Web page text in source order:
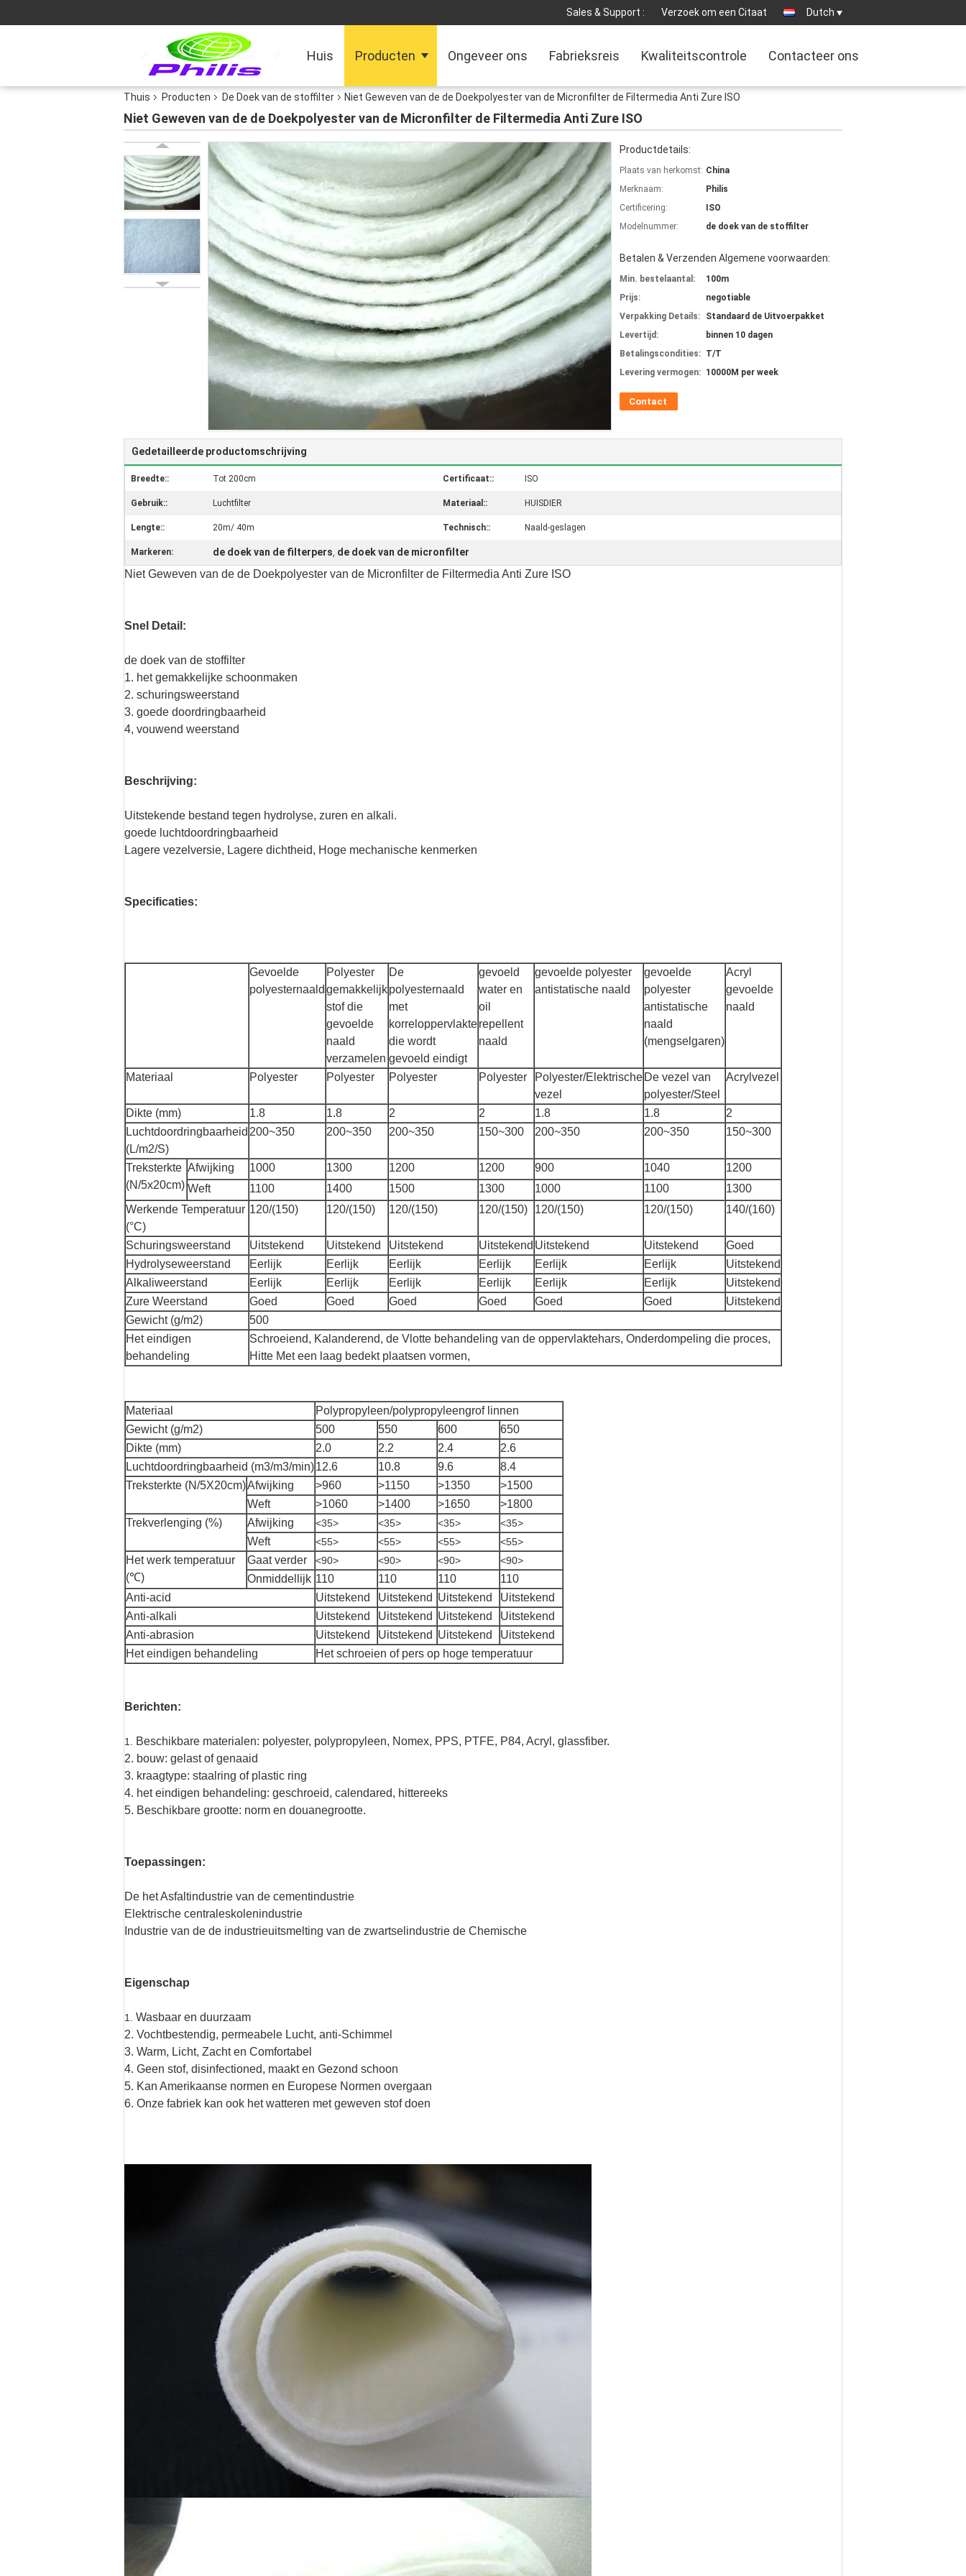
Sales & Support : Verzoek om een Citaat Dutch
Huis Producten Ongeveer ons Fabrieksreis Kwaliteitscontrole Contacteer ons
Thuis Producten De Doek van de stoffilter Niet Geweven van de de Doekpolyester van de Micronfilter de Filtermedia Anti Zure ISO
Niet Geweven van de de Doekpolyester van de Micronfilter de Filtermedia Anti Zure ISO
Productdetails:
Plaats van herkomst: China
Merknaam:
Philis
Certificering:
ISO
Modelnummer:
de doek van de stoffilter
Betalen & Verzenden Algemene voorwaarden:
Min. bestelaantal:
100m
Prijs:
negotiable
Verpakking Details:
Standaard de Uitvoerpakket
Levertijd:
binnen 10 dagen
Betalingscondities: T/T
Levering vermogen: 10000M per week
Contact
Gedetailleerde productomschrijving
Breedte:: Tot 200cm Certificaat:: ISO
Gebruik:: Luchtfilter Materiaal:: HUISDIER
Lengte:: 20m/ 40m Technisch:: Naald-geslagen
Markeren: de doek van de filterpers, de doek van de micronfilter
Niet Geweven van de de Doekpolyester van de Micronfilter de Filtermedia Anti Zure ISO
Snel Detail:
de doek van de stoffilter
1. het gemakkelijke schoonmaken
2. schuringsweerstand
3. goede doordringbaarheid
4, vouwend weerstand
Beschrijving:
Uitstekende bestand tegen hydrolyse, zuren en alkali.
goede luchtdoordringbaarheid
Lagere vezelversie, Lagere dichtheid, Hoge mechanische kenmerken
Specificaties:
Gevoelde
polyesternaald
Polyester
gemakkelijk
stof die
gevoelde
naald
verzamelen
De
polyesternaald
met
korreloppervlakte
die wordt
gevoeld eindigt
gevoeld
water en
oil
repellent
naald
gevoelde polyester
antistatische naald
gevoelde
polyester
antistatische
naald
(mengselgaren)
Acryl
gevoelde
naald
Materiaal Polyester Polyester Polyester Polyester
Polyester/Elektrische
vezel
De vezel van
polyester/Steel
Acrylvezel
Dikte (mm) 1.8 1.8 2 2 1.8 1.8
2
Luchtdoordringbaarheid
(L/m2/S)
200~350 200~350 200~350 150~300 200~350 200~350 150~300
Treksterkte
(N/5x20cm)
Afwijking 1000 1300 1200 1200 900 1040
1200
Weft
1100 1400 1500 1300 1000 1100
1300
Werkende Temperatuur
(°C)
120/(150) 120/(150) 120/(150) 120/(150) 120/(150) 120/(150) 140/(160)
Schuringsweerstand Uitstekend Uitstekend Uitstekend Uitstekend Uitstekend Uitstekend
Goed
Hydrolyseweerstand
Eerlijk Eerlijk Eerlijk Eerlijk Eerlijk Eerlijk
Uitstekend
Alkaliweerstand
Eerlijk Eerlijk Eerlijk Eerlijk Eerlijk Eerlijk
Uitstekend
Zure Weerstand
Goed Goed Goed Goed Goed Goed
Uitstekend
Gewicht (g/m2)
500
Het eindigen
behandeling
Schroeiend, Kalanderend, de Vlotte behandeling van de oppervlaktehars, Onderdompeling die proces,
Hitte Met een laag bedekt plaatsen vormen,
Materiaal
Polypropyleen/polypropyleengrof linnen
Gewicht (g/m2)
500 550 600
650
Dikte (mm)
2.0 2.2 2.4
2.6
Luchtdoordringbaarheid (m3/m3/min)12.6 10.8 9.6
8.4
Treksterkte (N/5X20cm)Afwijking >960 >1150 >1350
>1500
Weft
>1060 >1400 >1650
>1800
Trekverlenging (%)
Afwijking <35> <35> <35> <35>
Weft <55> <55> <55> <55>
Het werk temperatuur
(℃)
Gaat verder <90> <90> <90> <90>
Onmiddellijk 110 110 110
110
Anti-acid
Uitstekend Uitstekend Uitstekend
Uitstekend
Anti-alkali
Uitstekend Uitstekend Uitstekend
Uitstekend
Anti-abrasion
Uitstekend Uitstekend Uitstekend
Uitstekend
Het eindigen behandeling
Het schroeien of pers op hoge temperatuur
Berichten:
1.
Beschikbare materialen: polyester, polypropyleen, Nomex, PPS, PTFE, P84, Acryl, glassfiber.
2. bouw: gelast of genaaid
3. kraagtype: staalring of plastic ring
4. het eindigen behandeling: geschroeid, calendared, hittereeks
5. Beschikbare grootte: norm en douanegrootte.
Toepassingen:
De het Asfaltindustrie van de cementindustrie
Elektrische centraleskolenindustrie
Industrie van de de industrieuitsmelting van de zwartselindustrie de Chemische
Eigenschap
1. Wasbaar en duurzaam
2. Vochtbestendig, permeabele Lucht, anti-Schimmel
3. Warm, Licht, Zacht en Comfortabel
4. Geen stof, disinfectioned, maakt en Gezond schoon
5. Kan Amerikaanse normen en Europese Normen overgaan
6. Onze fabriek kan ook het watteren met geweven stof doen